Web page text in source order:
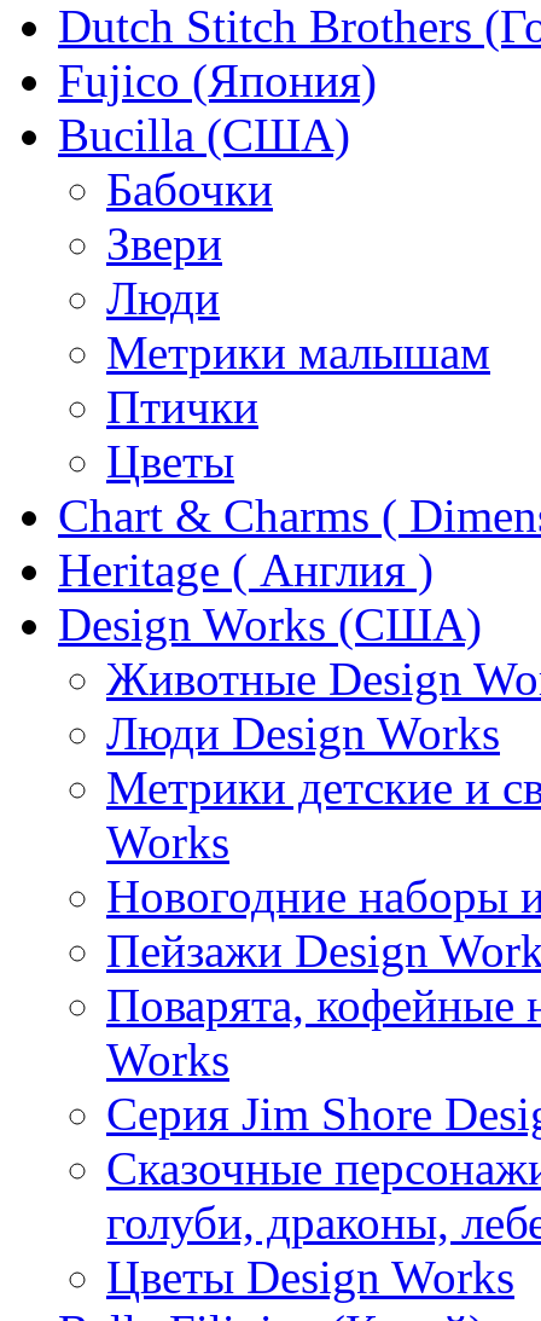
Dutch Stitch Brothers
Fujico (Япония)
Bucilla (США)
Бабочки
Звери
Люди
Метрики малышам
Птички
Цветы
Chart & Charms (
Heritage ( Англия )
Design Works (США)
Животные Design
Люди Design Works
Метрики детские и
Works
Новогодние наборы
Пейзажи Design
Поварята, кофейные
Works
Серия Jim Shore
Сказочные
голуби, драконы,
Цветы Design Works